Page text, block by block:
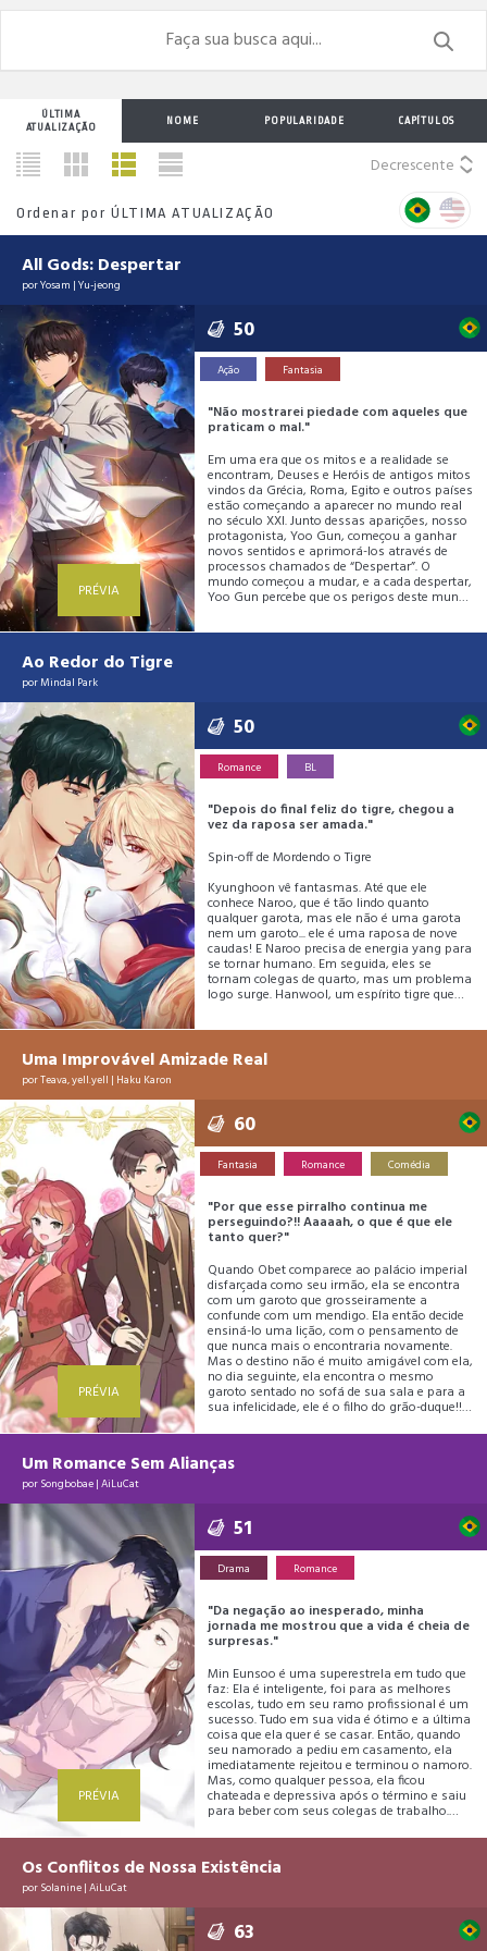
ÚLTIMA
ATUALIZAÇÃO
NOME POPULARIDADE CAPÍTULOS
Decrescente
Ordenar porÚLTIMA ATUALIZAÇÃO
All Gods: Despertar
porYosam |Yu-jeong
PRÉVIA
50
Ação Fantasia
"Não mostrarei piedade com aqueles que
praticam o mal."
Em uma era que os mitos e a realidade se
encontram, Deuses e Heróis de antigos mitos
vindos da Grécia, Roma, Egito e outros países
estão começando a aparecer no mundo real
no século XXI. Junto dessas aparições, nosso
protagonista, Yoo Gun, começou a ganhar
novos sentidos e aprimorá-los através de
processos chamados de “Despertar”. O
mundo começou a mudar, e a cada despertar,
Yoo Gun percebe que os perigos deste mundo
história do novo herói do século XXI.
Ao Redor do Tigre
porMindal Park
50
Romance BL
"Depois do final feliz do tigre, chegou a
vez da raposa ser amada."
Spin-off de Mordendo o Tigre
Kyunghoon vê fantasmas. Até que ele
conhece Naroo, que é tão lindo quanto
qualquer garota, mas ele não é uma garota
nem um garoto... ele é uma raposa de nove
caudas! E Naroo precisa de energia yang para
se tornar humano. Em seguida, eles se
tornam colegas de quarto, mas um problema
logo surge. Hanwool, um espírito tigre que
para o pós-vida, é muito ciumento. Naroo se
quando Yunho e Hanwool se encontram:
“Huh? Esse cheiro… É o cheiro de um tigre no
Uma Improvável Amizade Real
porTeava,yell.yell | Haku Karon
PRÉVIA
60
Fantasia Romance Comédia
"Por que esse pirralho continua me
perseguindo?!! Aaaaah, o que é que ele
tanto quer?"
Quando Obet comparece ao palácio imperial
disfarçada como seu irmão, ela se encontra
com um garoto que grosseiramente a
confunde com um mendigo. Ela então decide
ensiná-lo uma lição, com o pensamento de
que nunca mais o encontraria novamente.
Mas o destino não é muito amigável com ela,
no dia seguinte, ela encontra o mesmo
garoto sentado no sofá de sua sala e para a
sua infelicidade, ele é o filho do grão-duque!!
ele começa a importunar sem descanso,
ameaça.
realmente quer?
Um Romance Sem Alianças
porSongbobae|AiLuCat
PRÉVIA
51
Drama Romance
"Da negação ao inesperado, minha
jornada me mostrou que a vida é cheia de
surpresas."
Min Eunsoo é uma superestrela em tudo que
faz: Ela é inteligente, foi para as melhores
escolas, tudo em seu ramo profissional é um
sucesso. Tudo em sua vida é ótimo e a última
coisa que ela quer é se casar. Então, quando
seu namorado a pediu em casamento, ela
imediatamente rejeitou e terminou o namoro.
Mas, como qualquer pessoa, ela ficou
chateada e depressiva após o término e saiu
para beber com seus colegas de trabalho.
com Do Hyunjae, o novato do trabalho!
Min Eunsoo decidiu apenas fingir que nada
aconteceu e seguir uma vida normal… Mas,
Enjoos matinais!!
Min Eunsoo deixará Do Hyunjae criar o bebê
Os Conflitos de Nossa Existência
porSolanine|AiLuCat
63